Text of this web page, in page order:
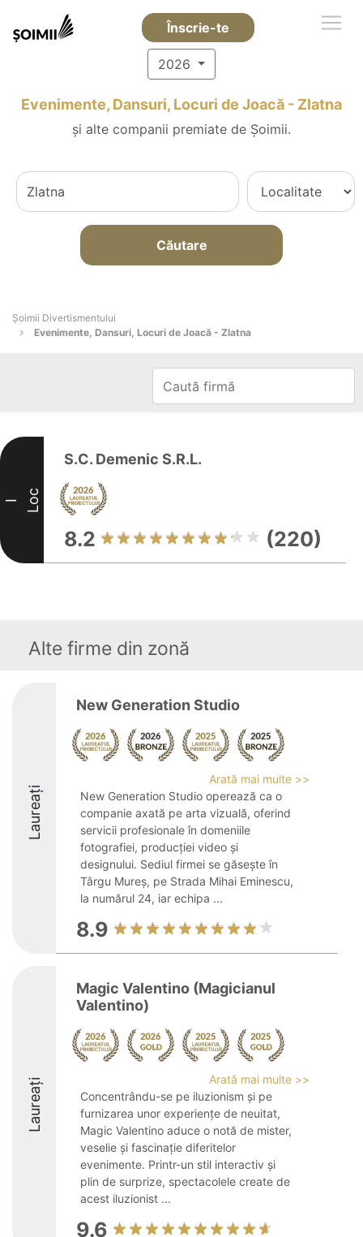
Înscrie-te
2026
Evenimente, Dansuri, Locuri de Joacă - Zlatna
și alte companii premiate de Șoimii.
Căutare
Şoimii Divertismentului
Evenimente, Dansuri, Locuri de Joacă - Zlatna
I Loc
S.C. Demenic S.R.L.
8.2 (220)
Alte firme din zonă
Laureați
New Generation Studio
Arată mai multe >>
New Generation Studio operează ca o
companie axată pe arta vizuală, oferind
servicii profesionale în domeniile
fotografiei, producției video și
designului. Sediul firmei se găsește în
Târgu Mureș, pe Strada Mihai Eminescu,
la numărul 24, iar echipa ...
8.9
Laureați
Magic Valentino (Magicianul
Valentino)
Arată mai multe >>
Concentrându-se pe iluzionism și pe
furnizarea unor experiențe de neuitat,
Magic Valentino aduce o notă de mister,
veselie și fascinație diferitelor
evenimente. Printr-un stil interactiv și
plin de surprize, spectacolele create de
acest iluzionist ...
9.6